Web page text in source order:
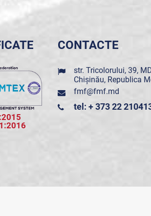
CONTACTE
str. Tricolorului, 39,
Chișinău, Republica
fmf@fmf.md
tel: + 373 22